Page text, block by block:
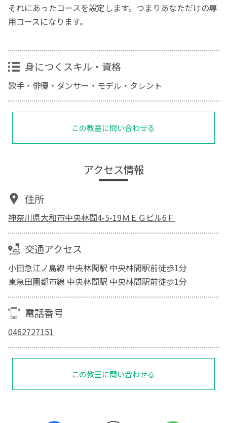
それにあったコースを設定します。つまりあなただけの専
用コースになります。
身につくスキル・資格
歌手・俳優・ダンサー・モデル・タレント
この教室に問い合わせる
アクセス情報
住所
神奈川県大和市中央林間4-5-19ＭＥＧビル6Ｆ
交通アクセス
小田急江ノ島線 中央林間駅 中央林間駅前徒歩1分
東急田園都市線 中央林間駅 中央林間駅前徒歩1分
電話番号
0462727151
この教室に問い合わせる